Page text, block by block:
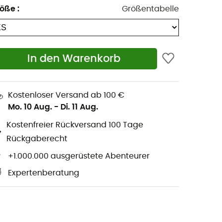
: Größentabelle
In den Warenkorb
Kostenloser Versand ab 100 €
Mo. 10 Aug. - Di. 11 Aug.
Kostenfreier Rückversand 100 Tage
Rückgaberecht
+1.000.000 ausgerüstete Abenteurer
Expertenberatung